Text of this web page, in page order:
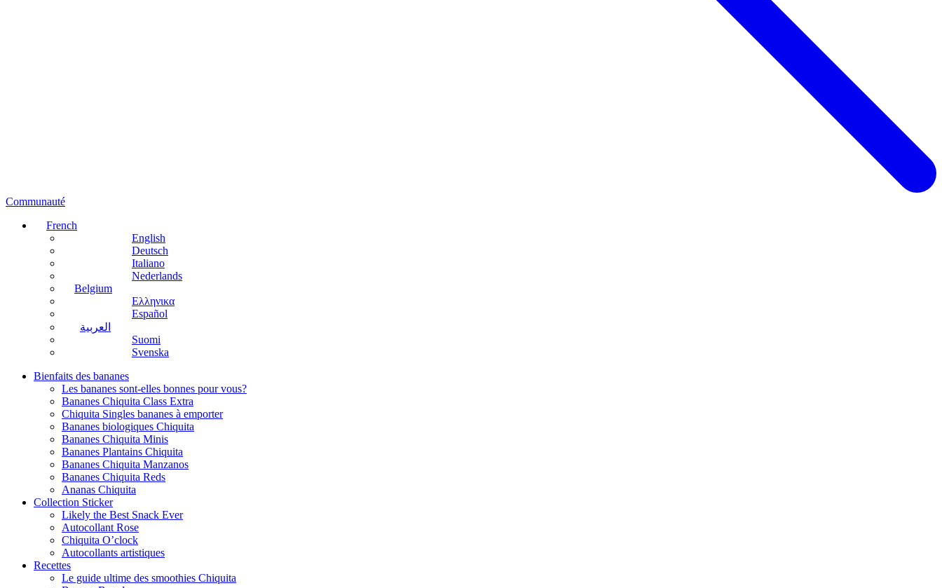
Communauté
French
English
Deutsch
Italiano
Nederlands
Belgium
Ελληνικα
Español
العربية
Suomi
Svenska
Bienfaits des bananes
Les bananes sont-elles bonnes pour vous?
Bananes Chiquita Class Extra
Chiquita Singles bananes à emporter
Bananes biologiques Chiquita
Bananes Chiquita Minis
Bananes Plantains Chiquita
Bananes Chiquita Manzanos
Bananes Chiquita Reds
Ananas Chiquita
Collection Sticker
Likely the Best Snack Ever
Autocollant Rose
Chiquita O’clock
Autocollants artistiques
Recettes
Le guide ultime des smoothies Chiquita